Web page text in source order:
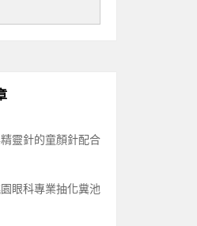
靈針的童顏針配合
眼科專業抽化糞池